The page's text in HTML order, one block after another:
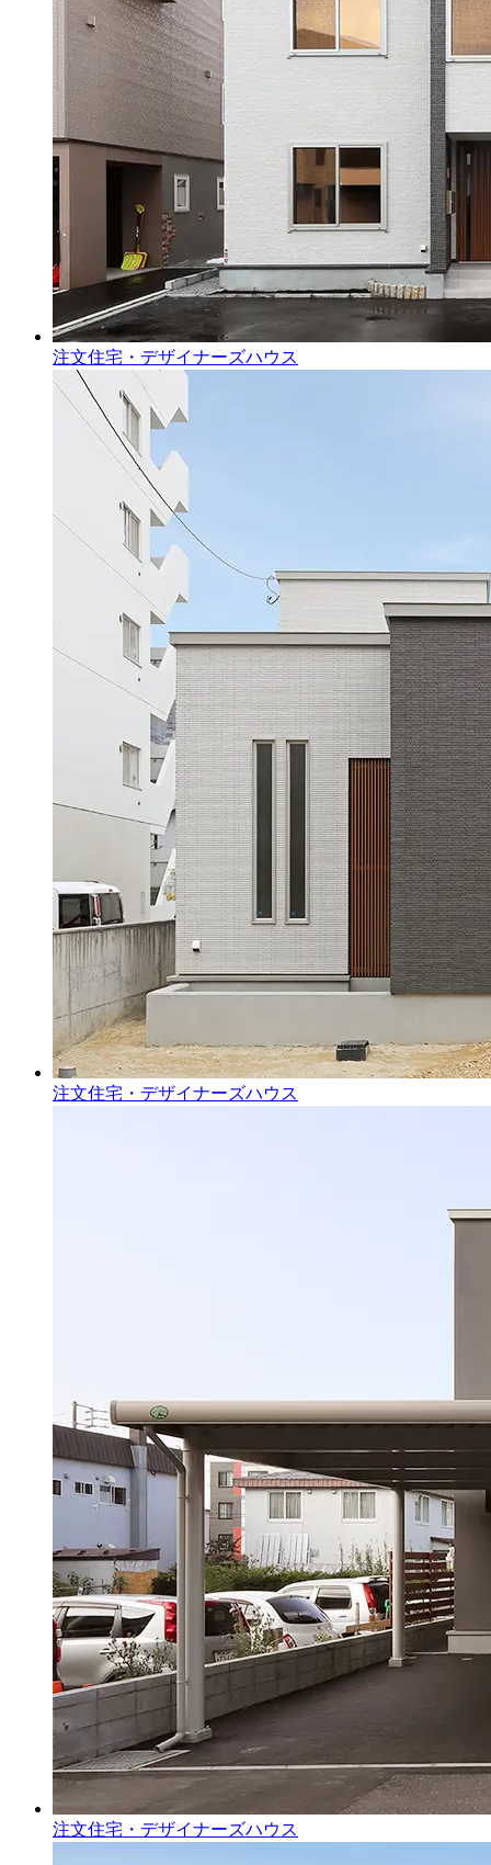
注文住宅・デザイナーズハウス
注文住宅・デザイナーズハウス
注文住宅・デザイナーズハウス